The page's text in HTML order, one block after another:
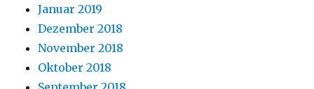
Januar 2019
Dezember 2018
November 2018
Oktober 2018